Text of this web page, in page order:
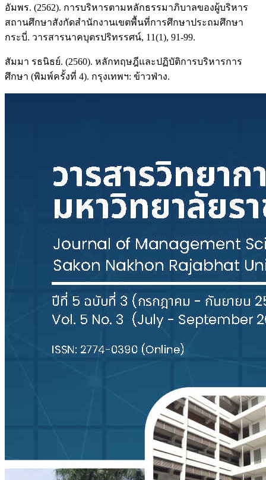
อัมพร. (2562). การบริหารตามหลักธรรมาภิบาลของผู้บริหาร
สถานศึกษาสังกัดสำนักงานเขตพื้นที่การศึกษาประถมศึกษา
กระบี่. วารสารนาคบุตรปริทรรศน์, 11(1), 91-99.
สัมมา รธนิธย์. (2560). หลักทฤษฎีและปฏิบัติการบริหารการ
ศึกษา (พิมพ์ครั้งที่ 4). กรุงเทพฯ: ข้าวฟ่าง.